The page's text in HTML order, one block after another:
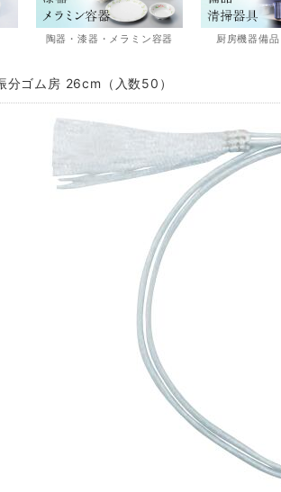
陶器・漆器・メラミン容器 厨房機器備
分ゴム房 26cm（入数50）